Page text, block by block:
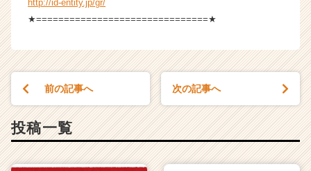
http://id-entity.jp/gr/
★===============================★
前の記事へ 次の記事へ
投稿一覧